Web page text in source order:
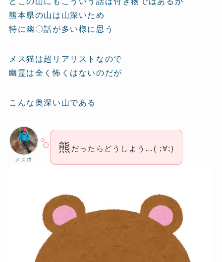
熊本県の山は山深いため
特に幽〇話が多い様に思う
メス猫は超リアリストなので
幽霊は全く怖くはないのだが
こんな奥深い山である
メス猫
熊 だったらどうしよう…( ;∀;)